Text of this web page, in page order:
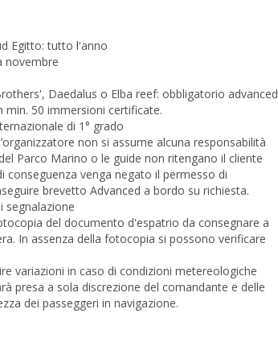
Egitto: tutto l'anno
novembre
Daedalus o Elba reef: obbligatorio advanced
min. 50 immersioni certificate.
di 1° grado
non si assume alcuna responsabilità
Parco Marino o le guide non ritengano il cliente
conseguenza venga negato il permesso di
brevetto Advanced a bordo su richiesta.
segnalazione
del documento d'espatrio da consegnare a
In assenza della fotocopia si possono verificare
variazioni in caso di condizioni metereologiche
presa a sola discrezione del comandante e delle
dei passeggeri in navigazione.